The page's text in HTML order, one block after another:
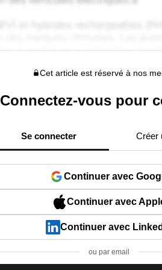
Cet article est réservé à nos
Connectez-vous pour
Se connecter Créer
Continuer avec
Continuer avec
Continuer avec
ou par email